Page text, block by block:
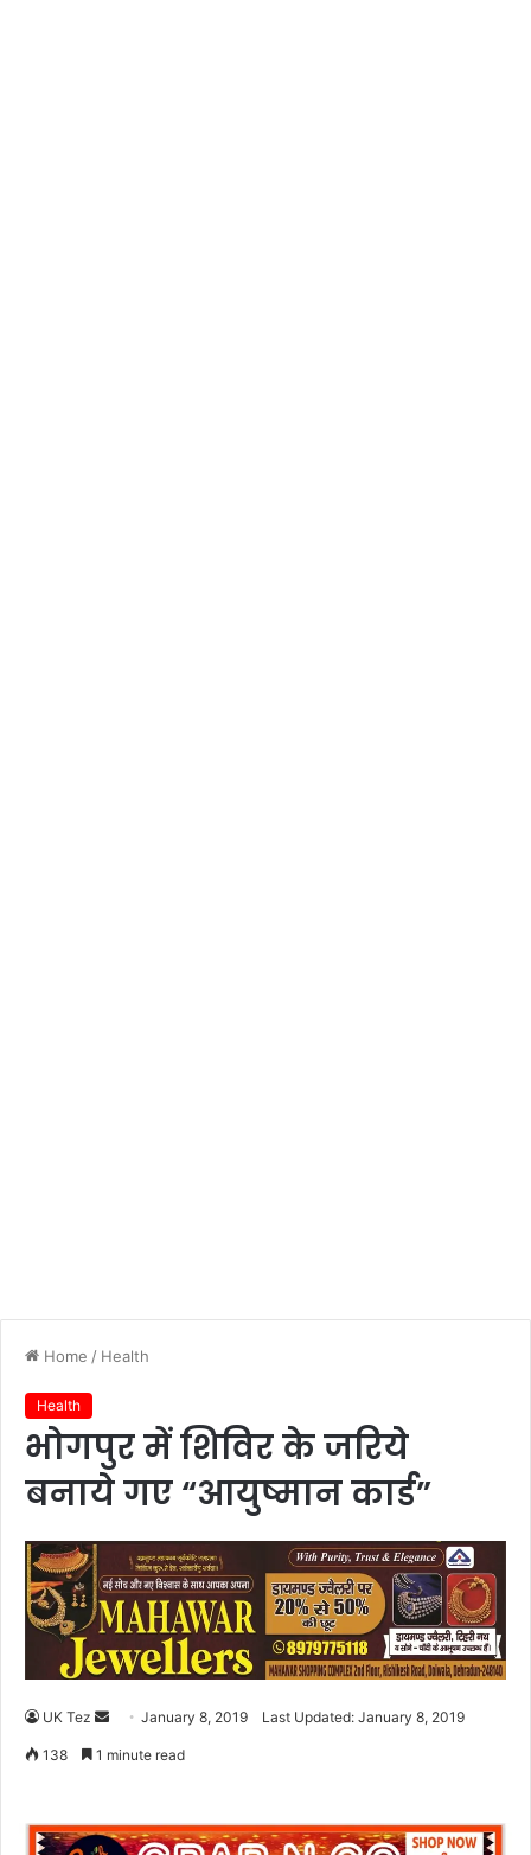
Home / Health
Health
भोगपुर में शिविर के जरिये
बनाये गए “आयुष्मान कार्ड”
UK Tez
a
January 8, 2019 Last Updated: January 8, 2019
138 1 minute read